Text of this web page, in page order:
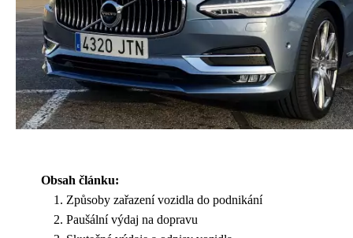
Obsah článku:
Způsoby zařazení vozidla do podnikání
Paušální výdaj na dopravu